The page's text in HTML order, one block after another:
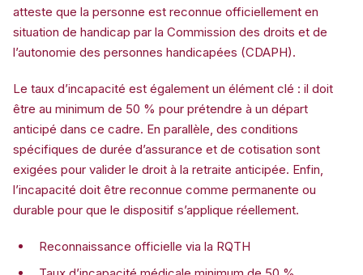
atteste que la personne est reconnue officiellement en
situation de handicap par la Commission des droits et de
l’autonomie des personnes handicapées (CDAPH).
Le taux d’incapacité est également un élément clé : il doit
être au minimum de 50 % pour prétendre à un départ
anticipé dans ce cadre. En parallèle, des conditions
spécifiques de durée d’assurance et de cotisation sont
exigées pour valider le droit à la retraite anticipée. Enfin,
l’incapacité doit être reconnue comme permanente ou
durable pour que le dispositif s’applique réellement.
Reconnaissance officielle via la RQTH